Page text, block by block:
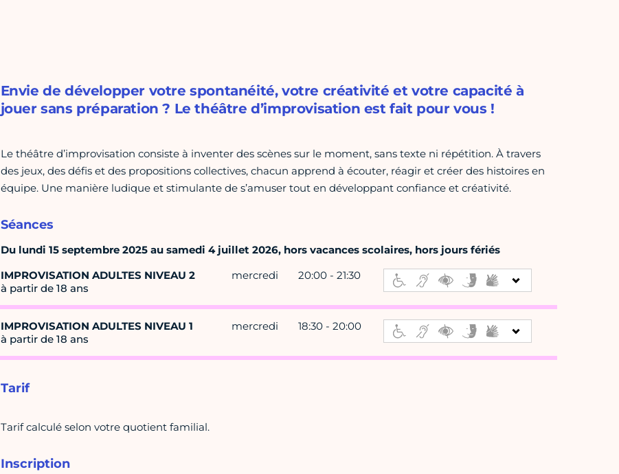
Envie de développer votre spontanéité, votre créativité et votre capacité à
jouer sans préparation ? Le théâtre d’improvisation est fait pour vous !
Le théâtre d’improvisation consiste à inventer des scènes sur le moment, sans texte ni répétition. À travers
des jeux, des défis et des propositions collectives, chacun apprend à écouter, réagir et créer des histoires en
équipe. Une manière ludique et stimulante de s’amuser tout en développant confiance et créativité.
Séances
Du lundi 15 septembre 2025 au samedi 4 juillet 2026, hors vacances scolaires, hors jours fériés
IMPROVISATION ADULTES NIVEAU 2
à partir de 18 ans
mercredi 20:00 - 21:30
IMPROVISATION ADULTES NIVEAU 1
à partir de 18 ans
mercredi 18:30 - 20:00
Tarif
Tarif calculé selon votre quotient familial.
Inscription